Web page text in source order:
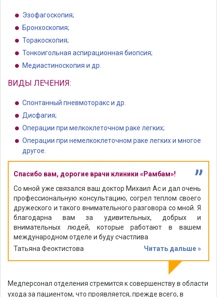
Эзофагоскопия;
Бронхоскопия;
Торакоскопия;
Тонкоигольная аспирационная биопсия;
Медиастиноскопия и др.
ВИДЫ ЛЕЧЕНИЯ:
Спонтанный пневмоторакс и др.
Дисфагия;
Операции при мелкоклеточном раке легких;
Операции при немелкоклеточном раке легких и многое
другое.
”
Спасибо вам, дорогие врачи клиники «Рамбам»!
Со мной уже связался ваш доктор Михаил Ас и дал очень
профессиональную консультацию, согрел теплом своего
дружеского и такого внимательного разговора со мной. Я
благодарна вам за удивительных, добрых и
внимательных людей, которые работают в вашем
международном отделе и буду счастлива
Татьяна Феоктистова
Читать дальше »
Медперсонал отделения стремится к совершенству в области
ухода за пациентом, что проявляется, прежде всего, в